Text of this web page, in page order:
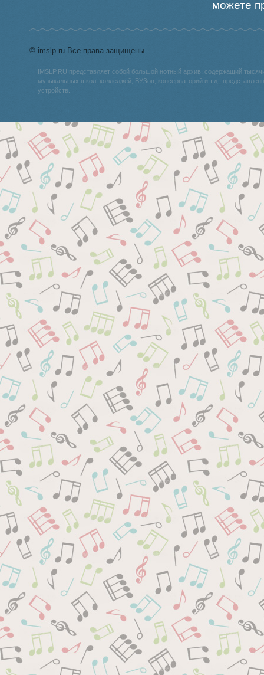
можете
© imslp.ru Все права защищены
IMSLP.RU представляет собой большой нотный архив, содержащий
музыкальных школ, колледжей, ВУЗов, консерваторий и т.д.,
устройств.